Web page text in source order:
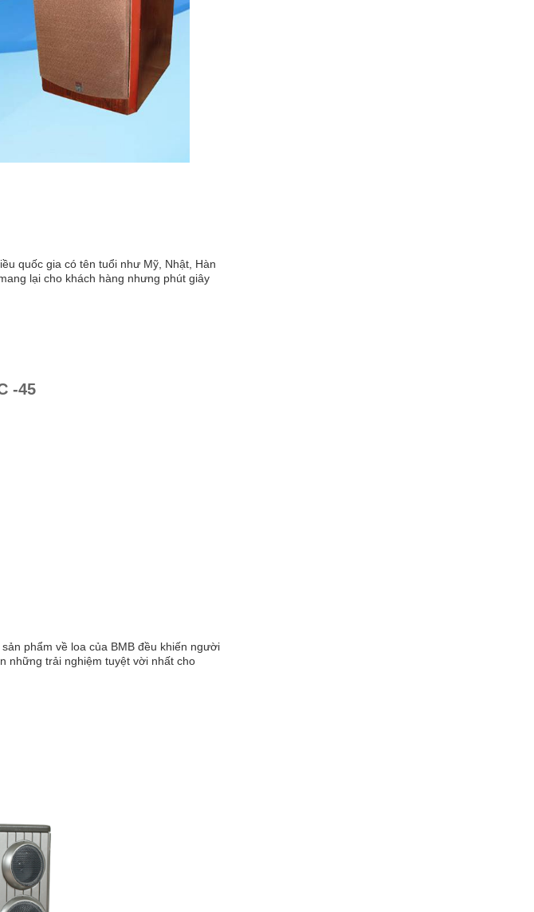
quốc gia có tên tuổi như Mỹ, Nhật, Hàn
lại cho khách hàng nhưng phút giây
-45
phẩm về loa của BMB đều khiến người
những trải nghiệm tuyệt vời nhất cho